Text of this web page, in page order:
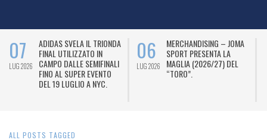
07
LUG 2026
ADIDAS SVELA IL TRIONDA
FINAL UTILIZZATO IN
CAMPO DALLE SEMIFINALI
FINO AL SUPER EVENTO
DEL 19 LUGLIO A NYC.
06
LUG 2026
MERCHANDISING – JOMA
SPORT PRESENTA LA
MAGLIA (2026/27) DEL
“TORO”.
ALL POSTS TAGGED